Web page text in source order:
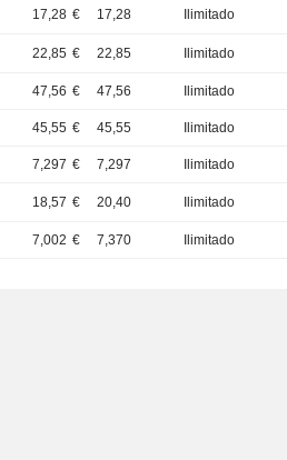
17,28 € 17,28 Ilimitado
22,85 € 22,85 Ilimitado
47,56 € 47,56 Ilimitado
45,55 € 45,55 Ilimitado
7,297 € 7,297 Ilimitado
18,57 € 20,40 Ilimitado
7,002 € 7,370 Ilimitado